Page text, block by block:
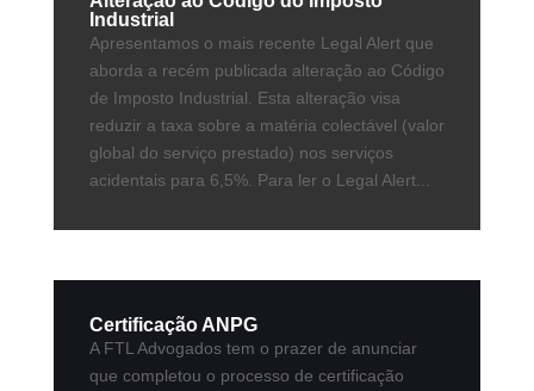
Industrial
Apresentamos o mais recente Legal Alert que
aborda a recém publicada alteração ao Código
de Imposto Industrial. Esta alteração visa
reduzir a taxa sobre a matéria colectável (valor
global do serviço prestado) nos serviços
acidentais para 6,5%. Para ler o Legal Alert...
Certificação ANPG
A FTL Advogados tem o prazer de anunciar
que completou o processo de certificação